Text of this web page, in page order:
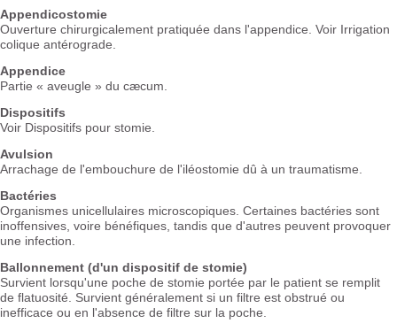
Appendicostomie
Ouverture chirurgicalement pratiquée dans l'appendice. Voir Irrigation
colique antérograde.
Appendice
Partie « aveugle » du cæcum.
Dispositifs
Voir Dispositifs pour stomie.
Avulsion
Arrachage de l'embouchure de l'iléostomie dû à un traumatisme.
Bactéries
Organismes unicellulaires microscopiques. Certaines bactéries sont
inoffensives, voire bénéfiques, tandis que d'autres peuvent provoquer
une infection.
Ballonnement (d'un dispositif de stomie)
Survient lorsqu'une poche de stomie portée par le patient se remplit
de flatuosité. Survient généralement si un filtre est obstrué ou
inefficace ou en l'absence de filtre sur la poche.